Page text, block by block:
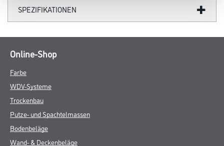
SPEZIFIKATIONEN
Online-Shop
Farbe
WDV-Systeme
Trockenbau
Putze- und Spachtelmassen
Bodenbeläge
Wand- & Deckenbeläge